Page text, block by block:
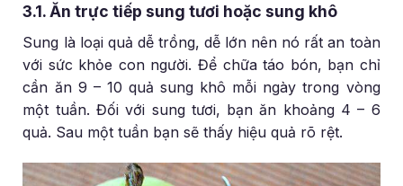
3.1. Ăn trực tiếp sung tươi hoặc sung khô
Sung là loại quả dễ trồng, dễ lớn nên nó rất an toàn
với sức khỏe con người. Để chữa táo bón, bạn chỉ
cần ăn 9 – 10 quả sung khô mỗi ngày trong vòng
một tuần. Đối với sung tươi, bạn ăn khoảng 4 – 6
quả. Sau một tuần bạn sẽ thấy hiệu quả rõ rệt.